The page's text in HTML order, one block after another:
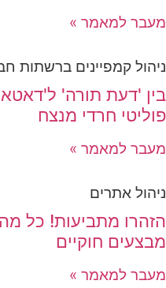
מעבר למאמר »
ניהול קמפיינים ברשתות
בין 'דעת תורה'
פוליטי חרדי מנצח
מעבר למאמר »
ניהול אתרים
הזהרו מתביעות! כל
מבצעים חוקיים
מעבר למאמר »